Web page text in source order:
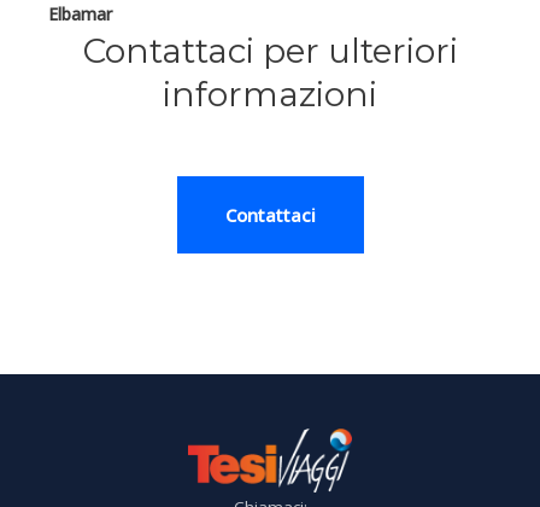
Elbamar
Contattaci per ulteriori
informazioni
Contattaci